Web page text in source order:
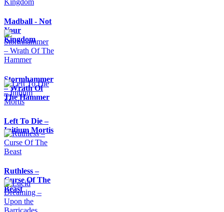
Madball - Not
Your
Kingdom
Stormhammer
– Wrath Of
The Hammer
Left To Die –
Initium Mortis
Ruthless –
Curse Of The
Beast